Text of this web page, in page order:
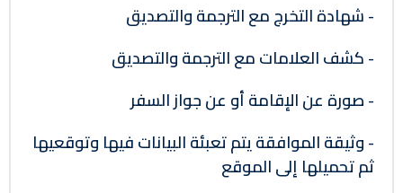
- شهادة التخرج مع الترجمة والتصديق
- كشف العلامات مع الترجمة والتصديق
- صورة عن الإقامة أو عن جواز السفر
- وثيقة الموافقة يتم تعبئة البيانات فيها وتوقعيها
ثم تحميلها إلى الموقع